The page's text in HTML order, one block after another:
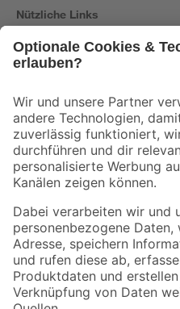
Nützliche Links
Der toom Newsletter: Keine Angebote
Zur Newsletter Anmeldung
Folge uns
Zahlungsarten